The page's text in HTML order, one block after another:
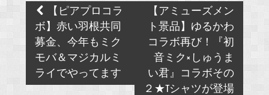
Post
navigation
【ピアプロコラ
ボ】赤い羽根共同
募金、今年もミク
モバ＆マジカルミ
ライでやってます
【アミューズメン
ト景品】ゆるかわ
コラボ再び！『初
音ミク×しゅうま
い君』コラボその
２★Tシャツが登場